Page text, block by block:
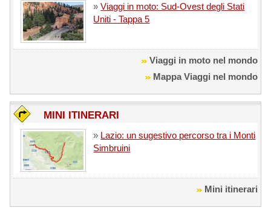
»Viaggi in moto: Sud-Ovest degli Stati
Uniti - Tappa 5
Viaggi in moto nel mondo
Mappa Viaggi nel mondo
MINI ITINERARI
» Lazio: un sugestivo percorso tra i Monti
Simbruini
Mini itinerari